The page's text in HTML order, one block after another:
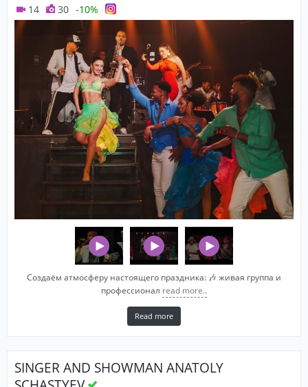
14
30 -10%
Создаём атмосферу настоящего праздника: 🎶 живая группа и
профессионал read more..
Read more
SINGER AND SHOWMAN ANATOLY